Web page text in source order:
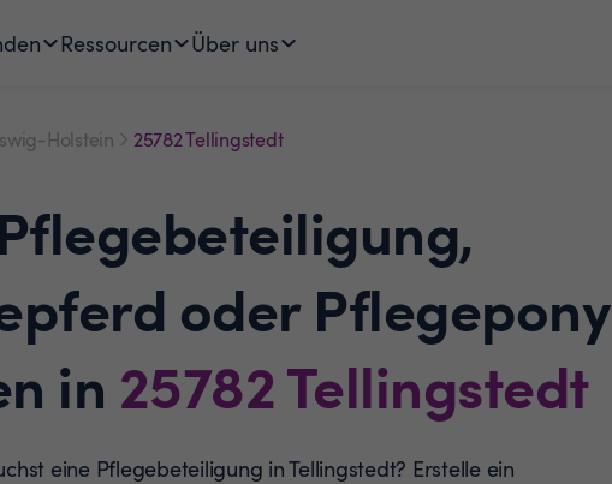
Ressourcen Über uns
Holstein 25782 Tellingstedt
Pflegebeteiligung,
oder Pflegepony
in 25782Tellingstedt
eine Pflegebeteiligung in Tellingstedt? Erstelle ein